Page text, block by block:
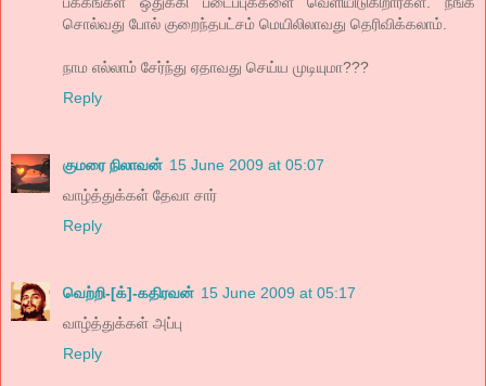
சொல்வது போல் குறைந்தபட்சம் மெயிலிலாவது தெரிவிக்கலாம்.
நாம எல்லாம் சேர்ந்து ஏதாவது செய்ய முடியுமா???
Reply
குமரை நிலாவன் 15 June 2009 at 05:07
வாழ்த்துக்கள் தேவா சார்
Reply
வெற்றி-[க்]-கதிரவன் 15 June 2009 at 05:17
வாழ்த்துக்கள் அப்பு
Reply